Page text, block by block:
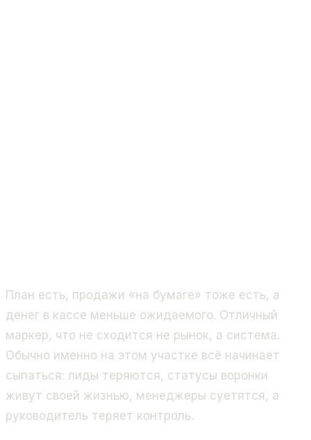
План есть, продажи «на бумаге» тоже есть, а
денег в кассе меньше ожидаемого. Отличный
маркер, что не сходится не рынок, а система.
Обычно именно на этом участке всё начинает
сыпаться: лиды теряются, статусы воронки
живут своей жизнью, менеджеры суетятся, а
руководитель теряет контроль.